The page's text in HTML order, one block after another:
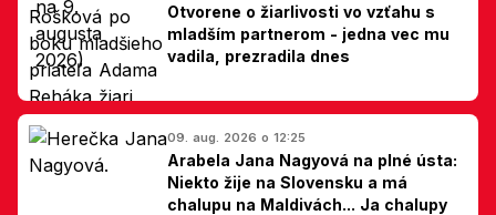
Otvorene o žiarlivosti vo vzťahu s
mladším partnerom - jedna vec mu
vadila, prezradila dnes
09. aug. 2026 o 12:25
Arabela Jana Nagyová na plné ústa:
Niekto žije na Slovensku a má
chalupu na Maldivách... Ja chalupy